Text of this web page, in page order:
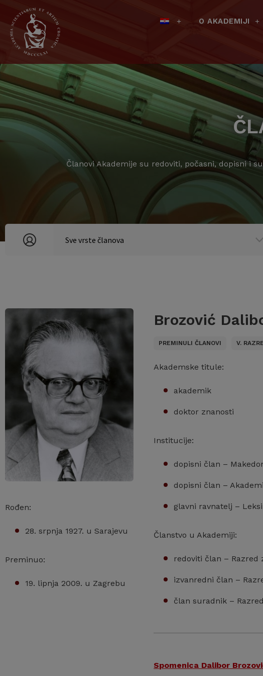
O AKADEMIJI
Članovi Akademije su redoviti, počasni, dopisni i
Rođen:
28. srpnja 1927. u Sarajevu
Preminuo:
19. lipnja 2009. u Zagrebu
Brozović
PREMINULI ČLANOVI V.
Akademske titule:
akademik
doktor znanosti
Institucije:
dopisni član –
dopisni član –
glavni ravnatelj –
Članstvo u Akademiji:
redoviti član – Razred
izvanredni član –
član suradnik –
Spomenica Dalibor